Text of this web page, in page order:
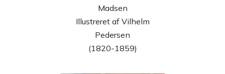
Madsen
Illustreret af Vilhelm
Pedersen
(1820-1859)